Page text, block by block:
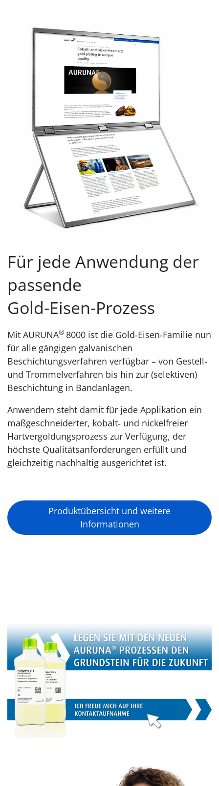
Für jede Anwendung der
passende
Gold‑Eisen‑Prozess
Mit AURUNA® 8000 ist die Gold‑Eisen‑Familie nun
für alle gängigen galvanischen
Beschichtungsverfahren verfügbar – von Gestell-
und Trommelverfahren bis hin zur (selektiven)
Beschichtung in Bandanlagen.
Anwendern steht damit für jede Applikation ein
maßgeschneiderter, kobalt‑ und nickelfreier
Hartvergoldungsprozess zur Verfügung, der
höchste Qualitätsanforderungen erfüllt und
gleichzeitig nachhaltig ausgerichtet ist.
Produktübersicht und weitere
Informationen